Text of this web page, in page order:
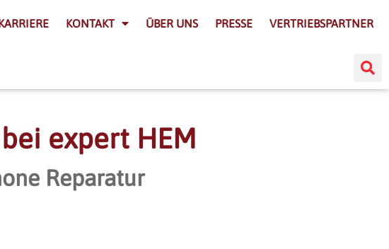
KONTAKT ÜBER UNS PRESSE VERTRIEBSPARTNER
expert HEM
Reparatur